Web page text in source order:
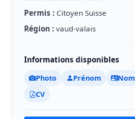
Permis : Citoyen Suisse
Région : vaud-valais
Informations disponibles
Photo Prénom Nom
CV